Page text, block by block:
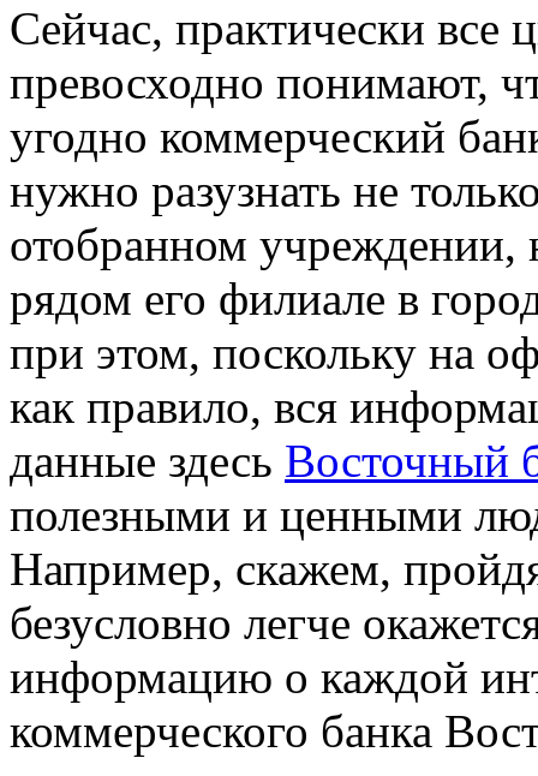
Сeйчaс, прaктичeски все
превосходно понимают,
угодно коммерческий
нужно разузнать не
отобранном учреждении,
рядом его филиале в
при этом, поскольку на
как правило, вся
данные здесь Восточный
полезными и ценными
Например, скажем,
безусловно легче
информацию о каждой
коммерческого банка